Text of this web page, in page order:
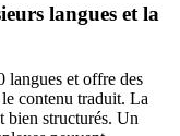
langues et la
langues et offre des
contenu traduit. La
bien structurés. Un